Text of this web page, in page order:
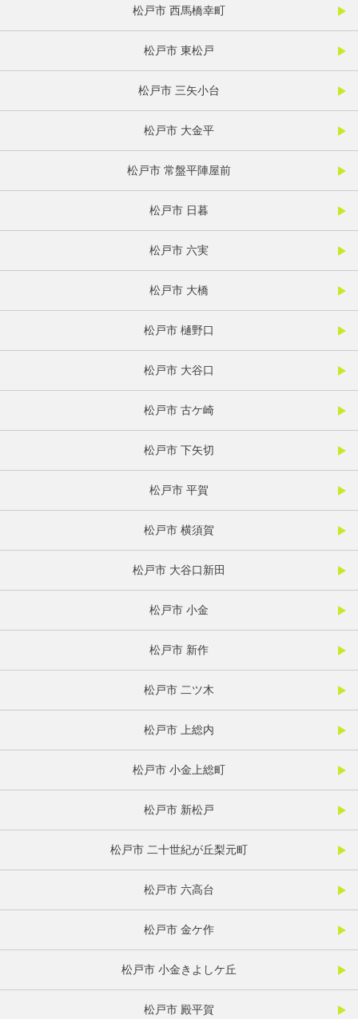
松戸市 西馬橋幸町
松戸市 東松戸
松戸市 三矢小台
松戸市 大金平
松戸市 常盤平陣屋前
松戸市 日暮
松戸市 六実
松戸市 大橋
松戸市 樋野口
松戸市 大谷口
松戸市 古ケ崎
松戸市 下矢切
松戸市 平賀
松戸市 横須賀
松戸市 大谷口新田
松戸市 小金
松戸市 新作
松戸市 二ツ木
松戸市 上総内
松戸市 小金上総町
松戸市 新松戸
松戸市 二十世紀が丘梨元町
松戸市 六高台
松戸市 金ケ作
松戸市 小金きよしケ丘
松戸市 殿平賀